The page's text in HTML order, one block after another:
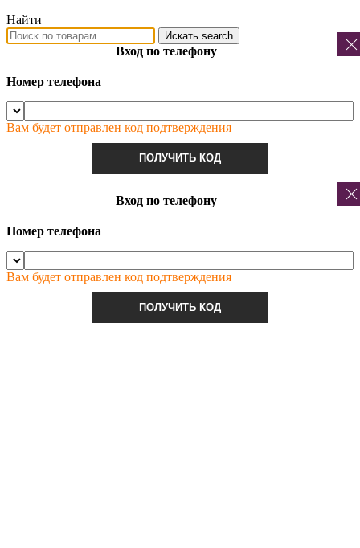
Найти
Искать search
Вход по телефону
Номер телефона
Вам будет отправлен код подтверждения
ПОЛУЧИТЬ КОД
Вход по телефону
Номер телефона
Вам будет отправлен код подтверждения
ПОЛУЧИТЬ КОД